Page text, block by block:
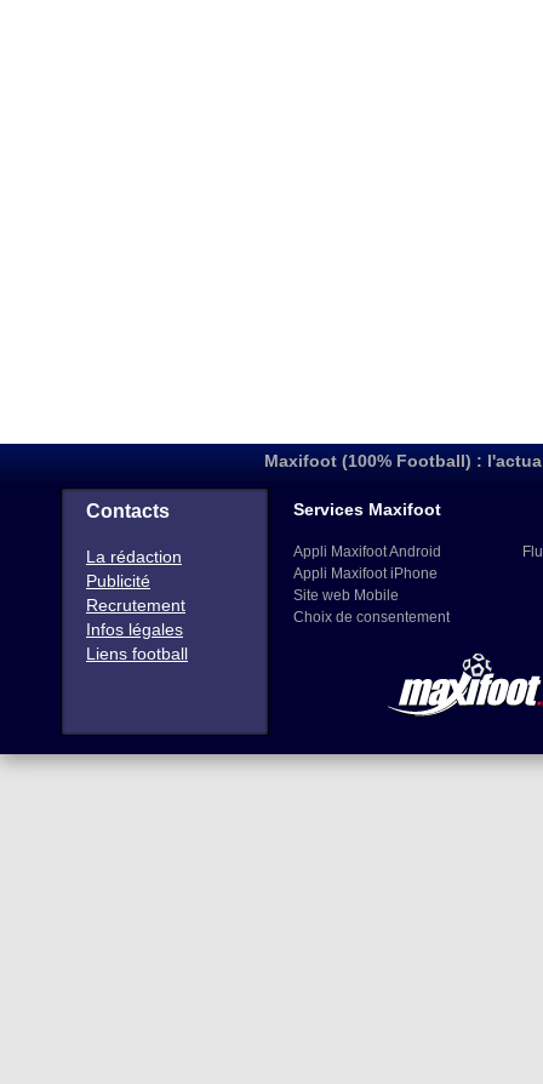
Maxifoot (100% Football) :
Contacts
La rédaction
Publicité
Recrutement
Infos légales
Liens football
Services Maxifoot
Appli Maxifoot Android
Appli Maxifoot iPhone
Site web Mobile
Choix de consentement